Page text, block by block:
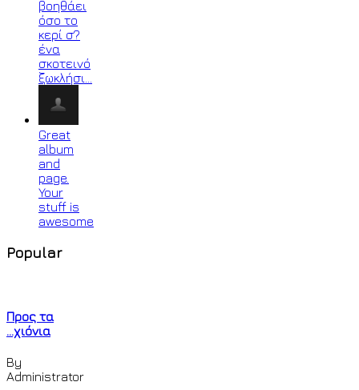
βοηθάει
όσο το
κερί σ?
ένα
σκοτεινό
ξωκλήσι…
Great
album
and
page.
Your
stuff is
awesome
Popular
Προς τα
...χιόνια
By
Administrator